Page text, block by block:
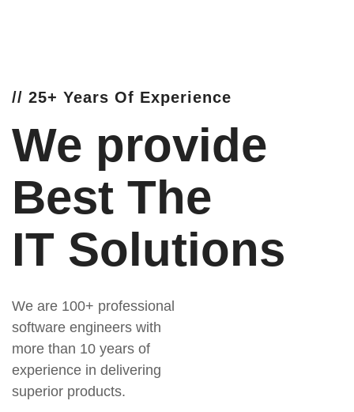
// 25+ Years Of Experience
We provide
Best The
IT Solutions
We are 100+ professional
software engineers with
more than 10 years of
experience in delivering
superior products.